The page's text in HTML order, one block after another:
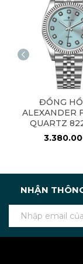
ĐỒNG
ALEXANDER
QUARTZ
NHẬN